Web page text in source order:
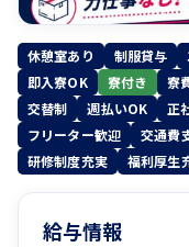
休憩室あり 制服貸与
即入寮OK
寮付き 寮
交替制
週払いOK 正
フリーター歓迎
交通費
研修制度充実
福利厚生
給与情報